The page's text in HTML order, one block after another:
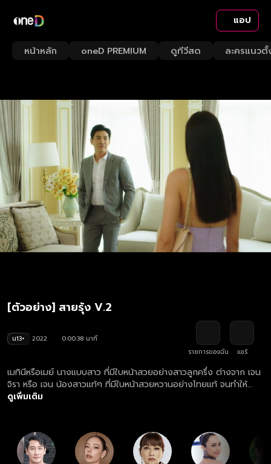
แอป
หน้าหลัก oneD PREMIUM ดูทีวีสด ละครแนวตั้
[ตัวอย่าง] สายรุ้ง V.2
น13+ 2022
0:00:38 นาที
รายการของฉัน
แชร์
เมทินีหรือเมย์ นางแบบสาว ที่มีใบหน้าสวยอย่างสาวลูกครึ่ง ต่างจาก เจน
จิรา หรือ เจน น้องสาวแท้ๆ ที่มีใบหน้าสวยหวานอย่างไทยแท้ จนทำให้
มัณฑนา แม่ของทั้งสองคนถูกนินทาว่านอกใจสามีคือ ฉายแสง ญาติพี่
ของเขา ทำให้เมทินีรักฉายแสงมาก ส่วนมัณฑนาตอบแทนความรักของ
ฉายแสงด้วยการเป็นแม่ที่ดีและภรรยาที่ดี จนกระทั่งฉายแสงเกิดอุบัติเหตุ
เสียชีวิต ชีวิตของเมทินีก็เปลี่ยนไป !
ดูเพิ่มเติม